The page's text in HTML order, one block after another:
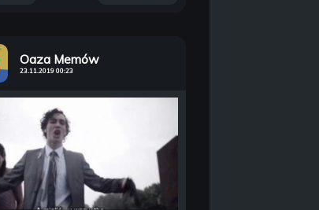
Oaza Memów
23.11.2019 00:23